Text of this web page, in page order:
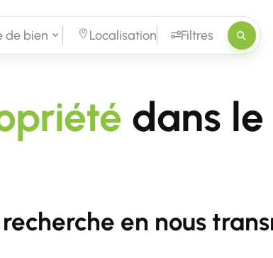
de bien Localisation Filtres
dans
en nous